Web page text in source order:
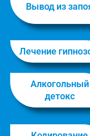
Вывод из
Лечение
Алкогольный
детокс